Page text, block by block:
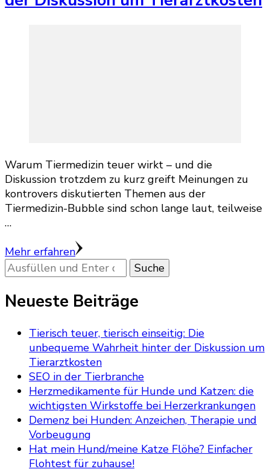
Warum Tiermedizin teuer wirkt – und die
Diskussion trotzdem zu kurz greift Meinungen zu
kontrovers diskutierten Themen aus der
Tiermedizin-Bubble sind schon lange laut, teilweise
…
Mehr erfahren
Suchst
du
nach
etwas?
Neueste Beiträge
Tierisch teuer, tierisch einseitig: Die
unbequeme Wahrheit hinter der Diskussion um
Tierarztkosten
SEO in der Tierbranche
Herzmedikamente für Hunde und Katzen: die
wichtigsten Wirkstoffe bei Herzerkrankungen
Demenz bei Hunden: Anzeichen, Therapie und
Vorbeugung
Hat mein Hund/meine Katze Flöhe? Einfacher
Flohtest für zuhause!